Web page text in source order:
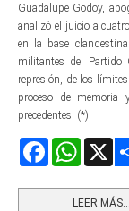
Guadalupe Godoy,
analizó el juicio a
en la base
militantes del Partido
represión, de los
proceso de memoria
precedentes. (*)
Facebook
LEER